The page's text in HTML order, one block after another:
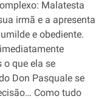
Malatesta
irmã e a apresenta
e obediente.
que ela se
Don Pasquale se
Como tudo